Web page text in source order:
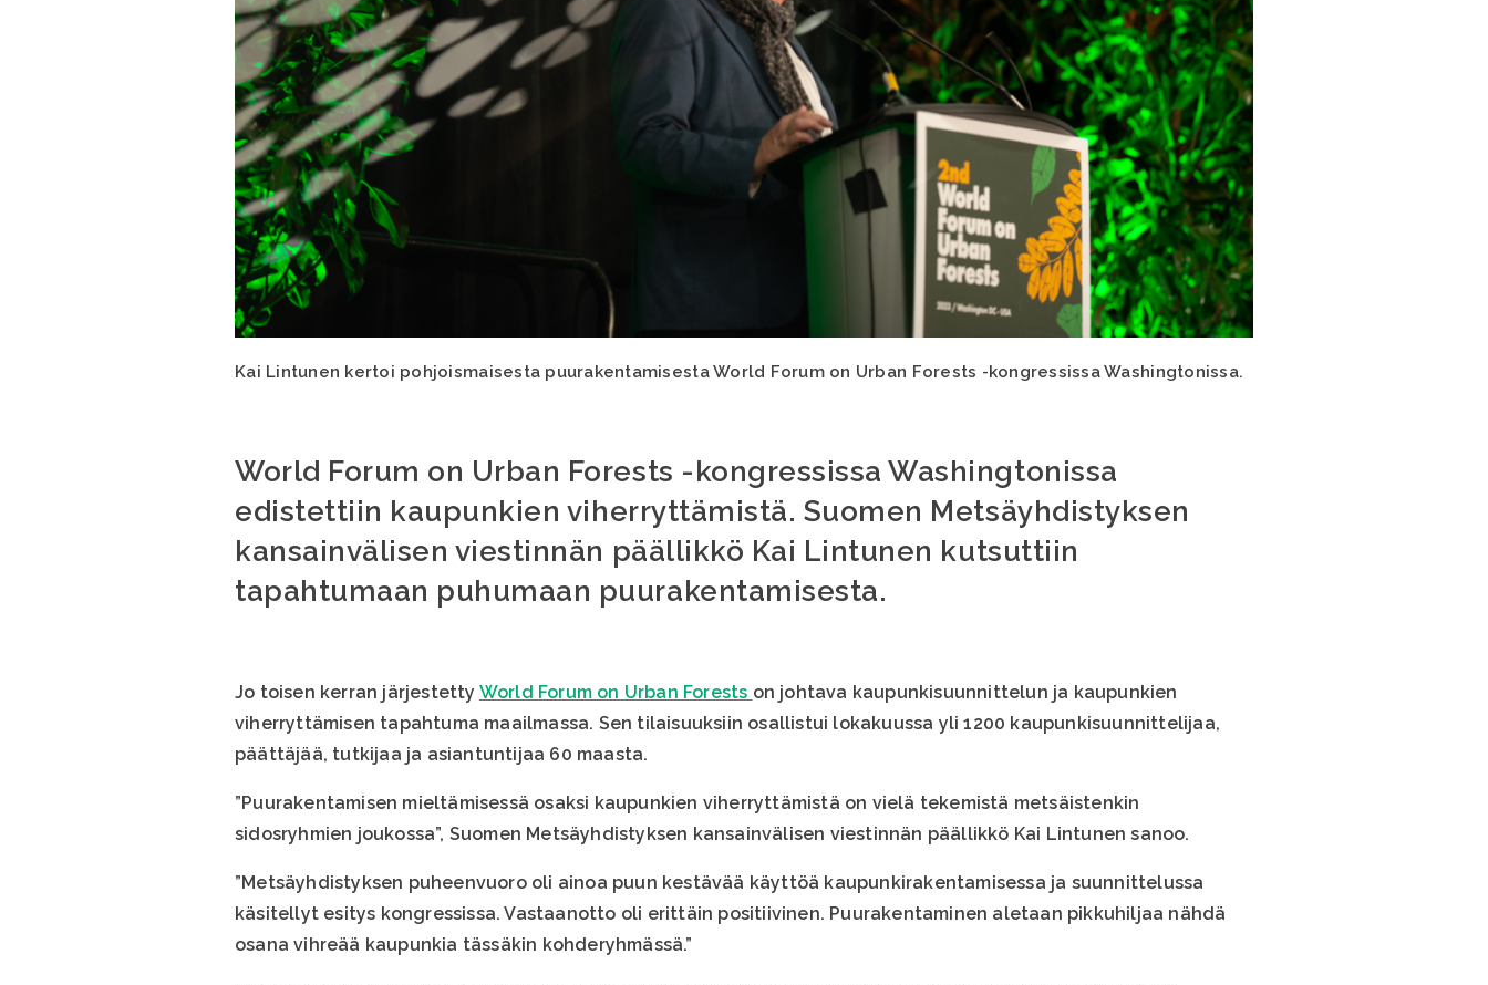
Kai Lintunen kertoi pohjoismaisesta puurakentamisesta World Forum on Urban Forests -kongressissa Washingtonissa.
World Forum on Urban Forests -kongressissa Washingtonissa
edistettiin kaupunkien viherryttämistä. Suomen Metsäyhdistyksen
kansainvälisen viestinnän päällikkö Kai Lintunen kutsuttiin
tapahtumaan puhumaan puurakentamisesta.
Jo toisen kerran järjestetty World Forum on Urban Forests on johtava kaupunkisuunnittelun ja kaupunkien
viherryttämisen tapahtuma maailmassa. Sen tilaisuuksiin osallistui lokakuussa yli 1200 kaupunkisuunnittelijaa,
päättäjää, tutkijaa ja asiantuntijaa 60 maasta.
”Puurakentamisen mieltämisessä osaksi kaupunkien viherryttämistä on vielä tekemistä metsäistenkin
sidosryhmien joukossa”, Suomen Metsäyhdistyksen kansainvälisen viestinnän päällikkö Kai Lintunen sanoo.
”Metsäyhdistyksen puheenvuoro oli ainoa puun kestävää käyttöä kaupunkirakentamisessa ja suunnittelussa
käsitellyt esitys kongressissa. Vastaanotto oli erittäin positiivinen. Puurakentaminen aletaan pikkuhiljaa nähdä
osana vihreää kaupunkia tässäkin kohderyhmässä.”